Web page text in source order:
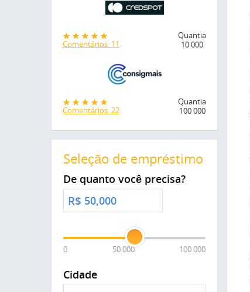
Comentários: 11
Quantia
10 000
Comentários: 22
Quantia
100 000
Seleção de empréstimo
De quanto você precisa?
R$
0 50 000 100 000
Cidade